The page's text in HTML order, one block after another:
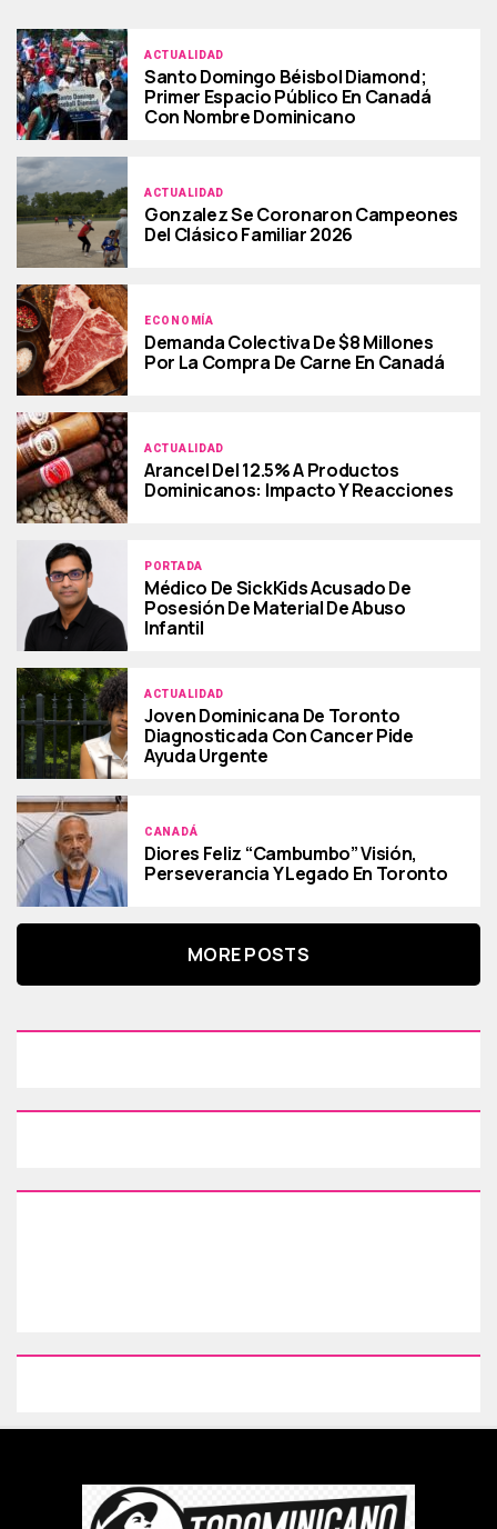
ACTUALIDAD
Santo Domingo Béisbol Diamond;
Primer Espacio Público En Canadá
Con Nombre Dominicano
ACTUALIDAD
Gonzalez Se Coronaron Campeones
Del Clásico Familiar 2026
ECONOMÍA
Demanda Colectiva De $8 Millones
Por La Compra De Carne En Canadá
ACTUALIDAD
Arancel Del 12.5% A Productos
Dominicanos: Impacto Y Reacciones
PORTADA
Médico De SickKids Acusado De
Posesión De Material De Abuso
Infantil
ACTUALIDAD
Joven Dominicana De Toronto
Diagnosticada Con Cancer Pide
Ayuda Urgente
CANADÁ
Diores Feliz “Cambumbo” Visión,
Perseverancia Y Legado En Toronto
MORE POSTS